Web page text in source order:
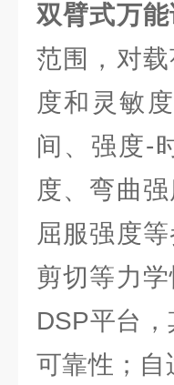
双臂式万
范围，对
度和灵敏
间、强度-
度、弯曲
屈服强度
剪切等力
DSP平台
可靠性；自